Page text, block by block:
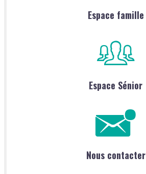
Espace famille
Espace Sénior
Nous contacter